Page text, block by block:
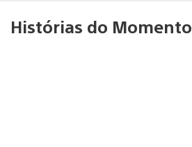
Histórias do Momento